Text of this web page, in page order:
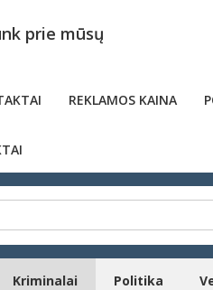
prie mūsų
REKLAMOS KAINA
Kriminalai Politika